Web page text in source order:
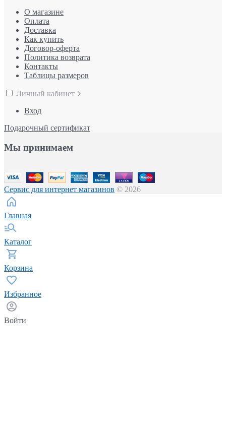
О магазине
Оплата
Доставка
Как купить
Договор-оферта
Политика возврата
Контакты
Таблицы размеров
Личный кабинет
Вход
Подарочный сертификат
Мы принимаем
Сервис для интернет магазинов © 2026
Главная
Каталог
Корзина
Избранное
Войти